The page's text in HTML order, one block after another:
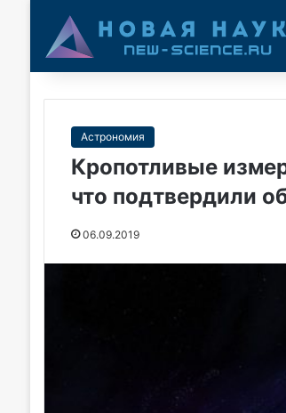
Астрономия
Кропотливые
что подтвердили
06.09.2019